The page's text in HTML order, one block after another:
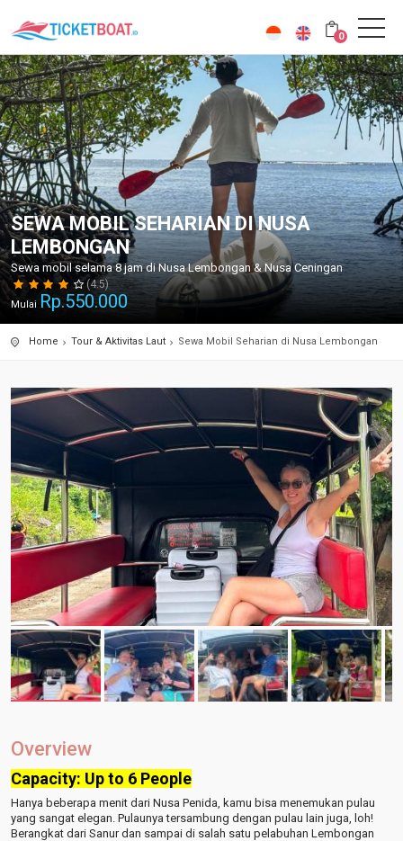
0
SEWA MOBIL SEHARIAN DI NUSA
LEMBONGAN
Sewa mobil selama 8 jam di Nusa Lembongan & Nusa Ceningan
(4.5)
Mulai Rp.550.000
Home Tour & Aktivitas Laut Sewa Mobil Seharian di Nusa Lembongan
Overview
Capacity: Up to 6 People
Hanya beberapa menit dari Nusa Penida, kamu bisa menemukan pulau
yang sangat elegan. Pulaunya tersambung dengan pulau lain juga, loh!
Berangkat dari Sanur dan sampai di salah satu pelabuhan Lembongan